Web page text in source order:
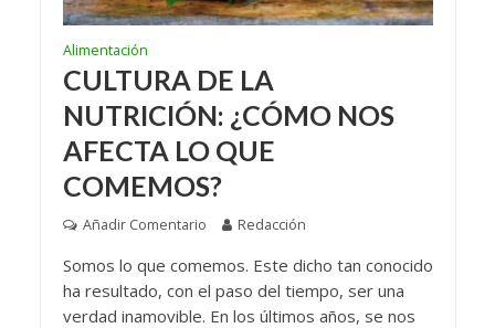
Alimentación
CULTURA DE LA
NUTRICIÓN: ¿CÓMO NOS
AFECTA LO QUE
COMEMOS?
Añadir Comentario Redacción
Somos lo que comemos. Este dicho tan conocido
ha resultado, con el paso del tiempo, ser una
verdad inamovible. En los últimos años, se nos